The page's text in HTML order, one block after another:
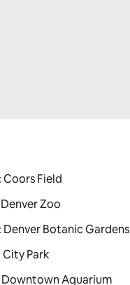
Coors Field
Zoo
Botanic Gardens
City Park
Downtown Aquarium